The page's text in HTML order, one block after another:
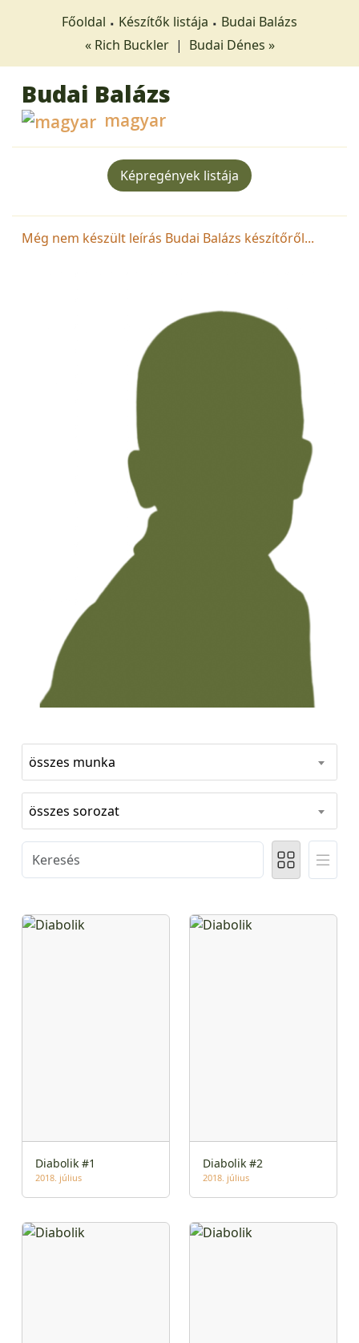
Főoldal Készítők listája
Budai Balázs
« Rich Buckler | Budai Dénes »
Budai Balázs
magyar
Képregények listája
Még nem készült leírás Budai Balázs készítőről...
összes munka
összes sorozat
Diabolik #1
2018. július
Diabolik #2
2018. július